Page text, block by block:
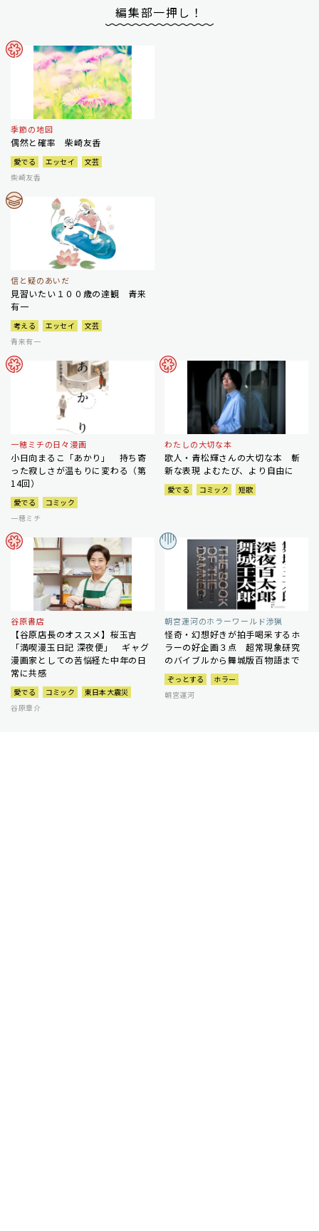
編集部一押し！
季節の地図
偶然と確率 柴崎友香
愛でる エッセイ
文芸
柴崎友香
信と疑のあいだ
見習いたい１００歳の達観 青来
有一
考える エッセイ
文芸
青来有一
一穂ミチの日々漫画
小日向まるこ「あかり」 持ち寄
った寂しさが温もりに変わる（第
14回）
愛でる
コミック
一穂ミチ
わたしの大切な本
歌人・青松輝さんの大切な本 斬
新な表現 よむたび、より自由に
愛でる コミック 短歌
谷原書店
【谷原店長のオススメ】桜玉吉
「満喫漫玉日記 深夜便」 ギャグ
漫画家としての苦悩経た中年の日
常に共感
愛でる コミック
東日本大震災
谷原章介
朝宮運河のホラーワールド渉猟
怪奇・幻想好きが拍手喝采するホ
ラーの好企画３点 超常現象研究
のバイブルから舞城版百物語まで
ぞっとする
ホラー
朝宮運河